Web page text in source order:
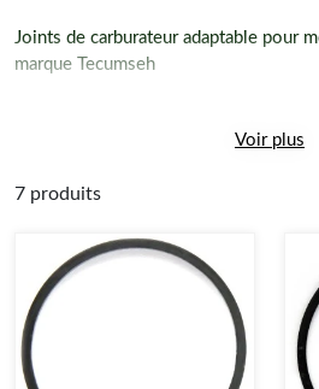
Joints de carburateur adaptable pour
marque Tecumseh
Voir plus
7 produits